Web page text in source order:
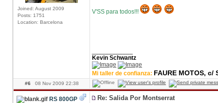
Joined: August 2009
Posts: 1751
Location: Barcelona
V'SS para todos!!!
Kevin Schwantz
Mi taller de confianza: FAURE MOTOS,
#6 08 Nov 2009 22:38
RS 800GP Re: Salida Por Montserrat